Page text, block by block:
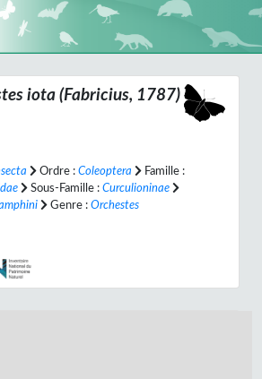
iota (Fabricius, 1787)
Ordre : Coleoptera
Famille :
Sous-Famille : Curculioninae
Genre : Orchestes